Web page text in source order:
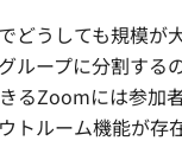
どうしても規模が
ループに分割する
るZoomには参加
トルーム機能が存